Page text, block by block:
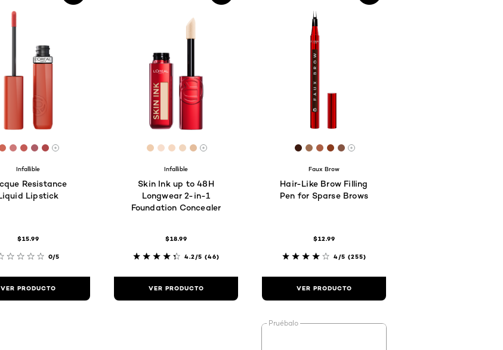
[Color]: #ce6756
[Color]: #cd7979
[Color]: #c35b56
[Color]: #ac5d66
[Color]: #af4749
Hay más tonos disponibles
Infallible
Resistance
Lipstick
$15.99
0/5
VER PRODUCTO
[Color]: #EFCDAE
[Color]: #F7DECD
[Color]: #F6D9C2
[Color]: #F1D6BE
[Color]: #E4BD9C
Hay más tonos disponibles
Infallible
Skin Ink up to 48H
Longwear 2-in-1
Foundation Concealer
$18.99
4.2/5 (46)
VER PRODUCTO
[Color]: #3b190e
[Color]: #9e6e51
[Color]: #ab5f44
[Color]: #8a3b1d
[Color]: #855543
Hay más tonos disponibles
Faux Brow
Hair-Like Brow Filling
Pen for Sparse Brows
$12.99
4/5 (255)
VER PRODUCTO
Pruébalo